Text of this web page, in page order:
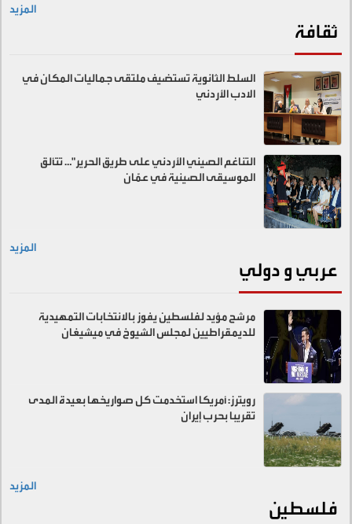
المزيد
ثقافة
السلط الثانوية تستضيف ملتقى جماليات المكان في
الادب الأردني
التناغم الصيني الأردني على طريق الحرير"… تتألق
الموسيقى الصينية في عمّان
المزيد
عربي و دولي
مرشح مؤيد لفلسطين يفوز بالانتخابات التمهيدية
للديمقراطيين لمجلس الشيوخ في ميشيغان
رويترز: أمريكا استخدمت كل صواريخها بعيدة المدى
تقريبا بحرب إيران
المزيد
فلسطين